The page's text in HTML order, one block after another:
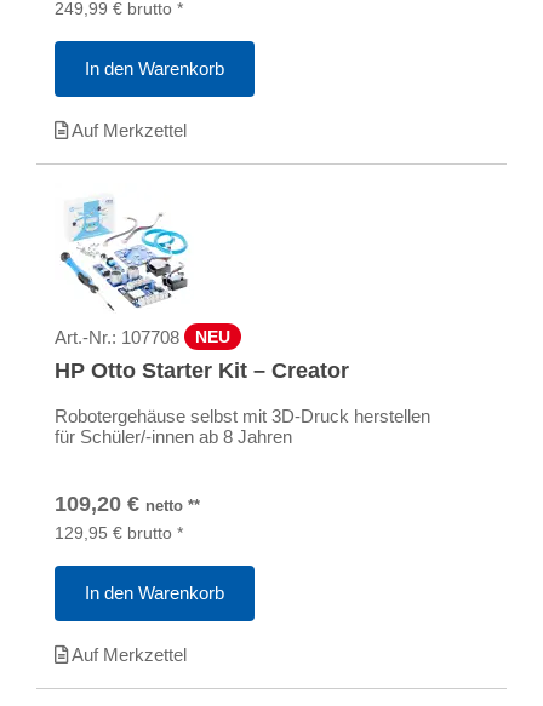
249,99 € brutto *
In den Warenkorb
Auf Merkzettel
Art.-Nr.: 107708 NEU
HP Otto Starter Kit – Creator
Robotergehäuse selbst mit 3D-Druck herstellen
für Schüler/-innen ab 8 Jahren
109,20 € netto **
129,95 € brutto *
In den Warenkorb
Auf Merkzettel